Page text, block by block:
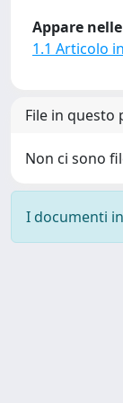
Appare
1.1 Articolo
File in questo
Non ci sono
I documenti